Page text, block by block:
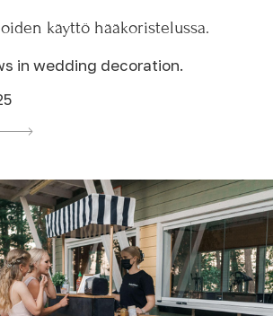
käyttö hääkoristelussa.
in wedding decoration.